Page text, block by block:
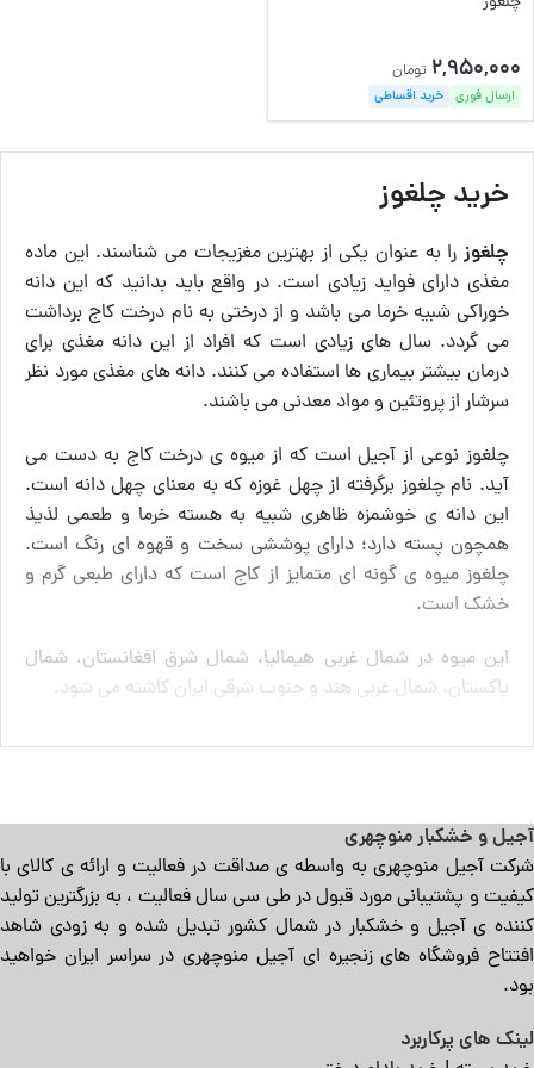
2,950,000 تومان
ارسال فوری خرید اقساطی
خرید چلغوز
چلغوز را به عنوان یکی از بهترین مغزیجات می ‌شناسند. این ماده
مغذی دارای فواید زیادی است. در واقع باید بدانید که این دانه
خوراکی شبیه خرما می‌ باشد و از درختی به نام درخت کاج برداشت
می‌ گردد. سال ‌های زیادی است که افراد از این دانه مغذی برای
درمان بیشتر بیماری ‌ها استفاده می‌ کنند. دانه‌ های مغذی مورد نظر
سرشار از پروتئین و مواد معدنی می ‌باشند.
چلغوز نوعی از آجیل است که از میوه ی درخت کاج به دست می
آید. نام چلغوز برگرفته از چهل غوزه که به معنای چهل دانه است.
این دانه ی خوشمزه ظاهری شبیه به هسته خرما و طعمی لذیذ
همچون پسته دارد؛ دارای پوششی سخت و قهوه ای رنگ است.
چلغوز میوه ی گونه ای متمایز از کاج است که دارای طبعی گرم و
خشک است.
این میوه در شمال غربی هیمالیا، شمال شرق افغانستان، شمال
پاکستان، شمال غربی هند و جنوب شرقی ایران کاشته می شود.
[read more]
چلغوزمانند بسیاری از دانه ‌های گیاهی دارای انواع متفاوتی می
‌باشد. شما برای خرید این ماده مغذی باید انواع آن را به خوبی
بشناسید. برخی از مهم ‌ترین دانه ‌های گیاهی مورد نظر عبارت
هستند از :
مغز دانه چلغوزبه عنوان دانه صنوبر در بازار به فروش می ‌رسد. این
آجیل و خشکبار منوچهری
شرکت آجیل منوچهری به واسطه ی صداقت در فعالیت و ارائه ی کالای با
کیفیت و پشتیبانی مورد قبول در طی سی سال فعالیت ، به بزرگترین تولید
کننده ی آجیل و خشکبار در شمال کشور تبدیل شده و به زودی شاهد
افتتاح فروشگاه های زنجیره ای آجیل منوچهری در سراسر ایران خواهید
بود.
لینک های پرکاربرد